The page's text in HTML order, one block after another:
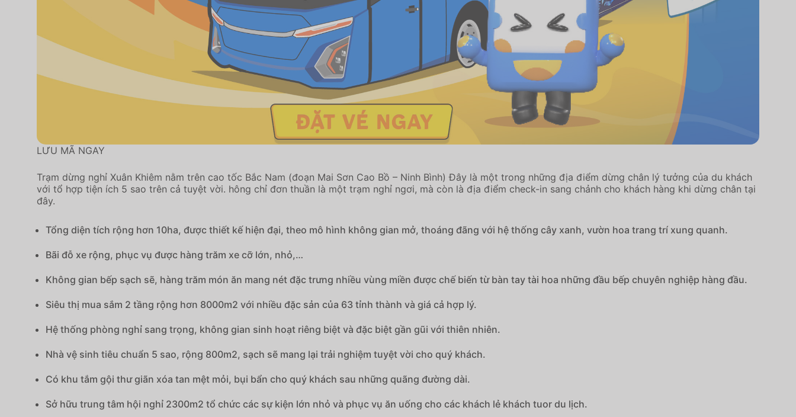
LƯU MÃ NGAY
Trạm dừng nghỉ Xuân Khiêm nằm trên cao tốc Bắc Nam (đoạn Mai Sơn Cao Bồ – Ninh Bình) Đây là một trong những địa điểm dừng chân lý tưởng của du khách
với tổ hợp tiện ích 5 sao trên cả tuyệt vời. hông chỉ đơn thuần là một trạm nghỉ ngơi, mà còn là địa điểm check-in sang chảnh cho khách hàng khi dừng chân tại
đây.
Tổng diện tích rộng hơn 10ha, được thiết kế hiện đại, theo mô hình không gian mở, thoáng đãng với hệ thống cây xanh, vườn hoa trang trí xung quanh.
Bãi đỗ xe rộng, phục vụ được hàng trăm xe cỡ lớn, nhỏ,…
Không gian bếp sạch sẽ, hàng trăm món ăn mang nét đặc trưng nhiều vùng miền được chế biến từ bàn tay tài hoa những đầu bếp chuyên nghiệp hàng đầu.
Siêu thị mua sắm 2 tầng rộng hơn 8000m2 với nhiều đặc sản của 63 tỉnh thành và giá cả hợp lý.
Hệ thống phòng nghỉ sang trọng, không gian sinh hoạt riêng biệt và đặc biệt gần gũi với thiên nhiên.
Nhà vệ sinh tiêu chuẩn 5 sao, rộng 800m2, sạch sẽ mang lại trải nghiệm tuyệt vời cho quý khách.
Có khu tắm gội thư giãn xóa tan mệt mỏi, bụi bẩn cho quý khách sau những quãng đường dài.
Sở hữu trung tâm hội nghỉ 2300m2 tổ chức các sự kiện lớn nhỏ và phục vụ ăn uống cho các khách lẻ khách tuor du lịch.